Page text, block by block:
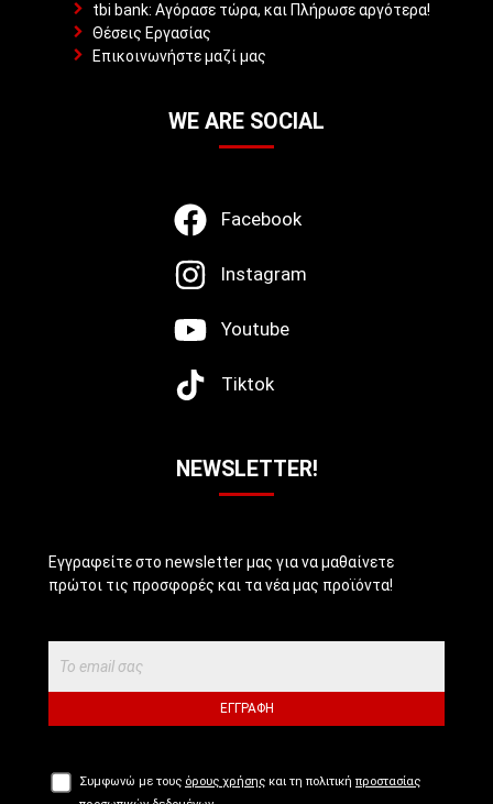
tbi bank: Αγόρασε τώρα, και Πλήρωσε αργότερα!
Θέσεις Εργασίας
Επικοινωνήστε μαζί μας
WE ARE SOCIAL
Facebook
Instagram
Youtube
Tiktok
NEWSLETTER!
Εγγραφείτε στο newsletter μας για να μαθαίνετε
πρώτοι τις προσφορές και τα νέα μας προϊόντα!
ΕΓΓΡΑΦΉ
Συμφωνώ με τους όρους χρήσης και τη πολιτική προστασίας